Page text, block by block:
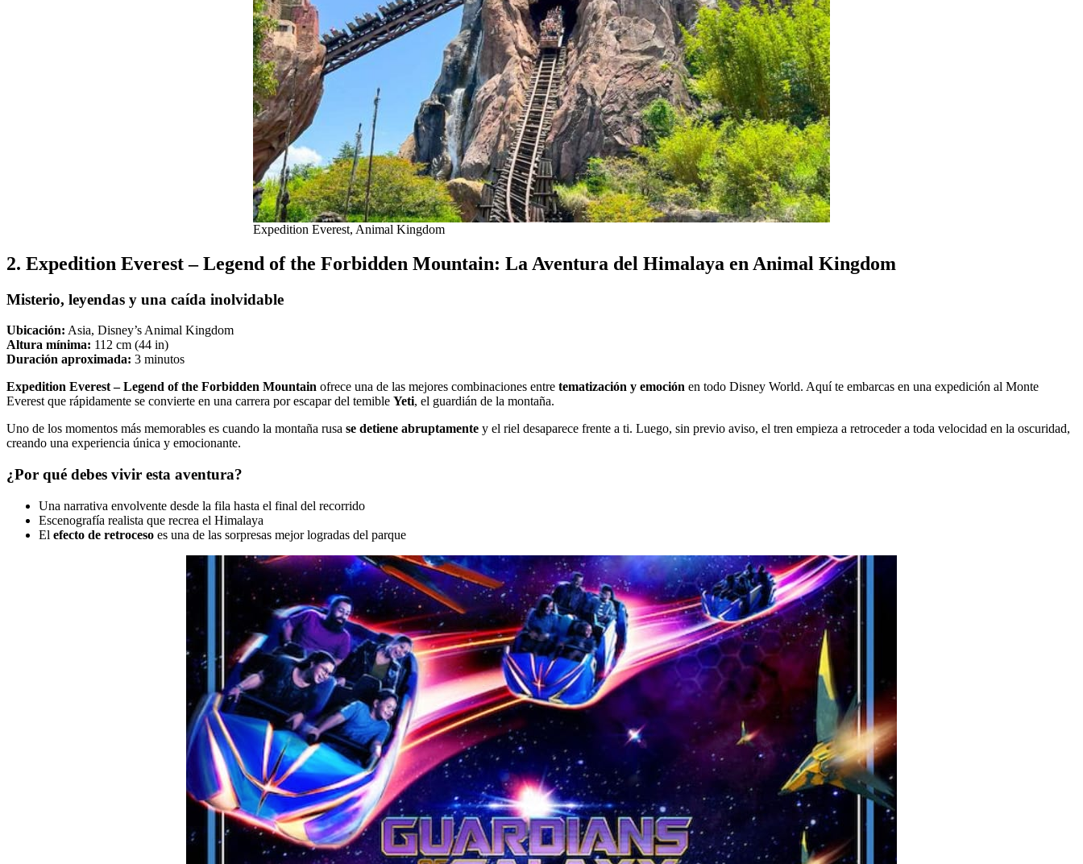
Expedition Everest, Animal Kingdom
2. Expedition Everest – Legend of the Forbidden Mountain: La Aventura del Himalaya en Animal Kingdom
Misterio, leyendas y una caída inolvidable
Ubicación: Asia, Disney’s Animal Kingdom
Altura mínima: 112 cm (44 in)
Duración aproximada: 3 minutos
Expedition Everest – Legend of the Forbidden Mountain ofrece una de las mejores combinaciones entre tematización y emoción en todo Disney World. Aquí te embarcas en una expedición al Monte
Everest que rápidamente se convierte en una carrera por escapar del temible Yeti, el guardián de la montaña.
Uno de los momentos más memorables es cuando la montaña rusa se detiene abruptamente y el riel desaparece frente a ti. Luego, sin previo aviso, el tren empieza a retroceder a toda velocidad en la oscuridad,
creando una experiencia única y emocionante.
¿Por qué debes vivir esta aventura?
Una narrativa envolvente desde la fila hasta el final del recorrido
Escenografía realista que recrea el Himalaya
El efecto de retroceso es una de las sorpresas mejor logradas del parque